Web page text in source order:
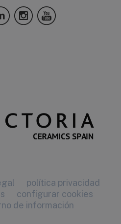
política privacidad
configurar cookies
de información